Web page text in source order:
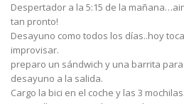
Despertador a la 5:15 de la
tan pronto!
Desayuno como todos los días..hoy
improvisar.
preparo un sándwich y una barrita
desayuno a la salida.
Cargo la bici en el coche y las 3